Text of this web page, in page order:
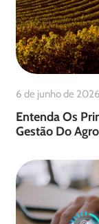
6 de junho de 2026
Entenda Os
Gestão Do